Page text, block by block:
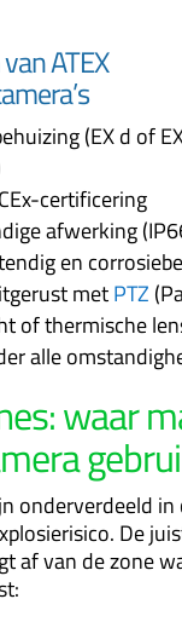
ATEX
(EX d of
certificering
afwerking
en
metPTZ
of thermische
alle
waar
onderverdeeld in
De
af van de zone